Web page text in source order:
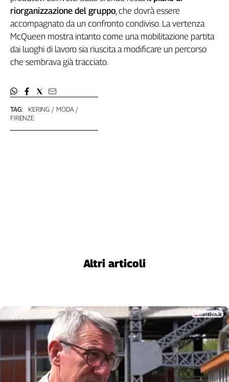
Cerca
Contatti
redazione
Newsletter
TAG: KERING
MODA
FIRENZE
riorganizzazione del gruppo , che dovrà essere
accompagnato da un confronto condiviso. La vertenza
McQueen mostra intanto come una mobilitazione partita
dai luoghi di lavoro sia riuscita a modificare un percorso
che sembrava già tracciato.
Altri articoli